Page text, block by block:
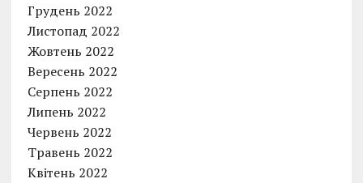
Грудень 2022
Листопад 2022
Жовтень 2022
Вересень 2022
Серпень 2022
Липень 2022
Червень 2022
Травень 2022
Квітень 2022